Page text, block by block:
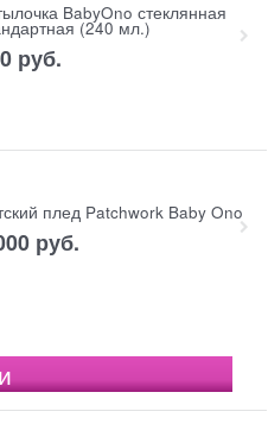
BabyOno стеклянная
(240 мл.)
руб.
плед Patchwork Baby Ono
руб.